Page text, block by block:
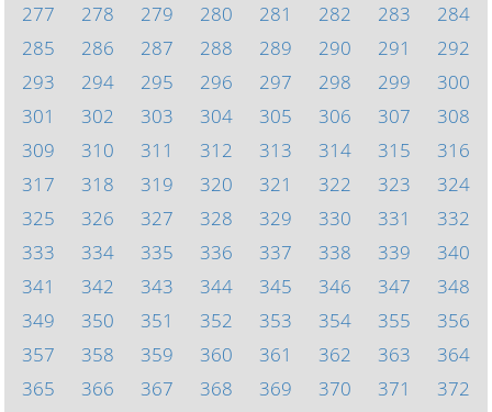
277
278 279 280 281 282 283
284
285
286 287 288 289 290 291
292
293
294 295 296 297 298 299
300
301
302 303 304 305 306 307
308
309
310 311 312 313 314 315
316
317
318 319 320 321 322 323
324
325
326 327 328 329 330 331
332
333
334 335 336 337 338 339
340
341
342 343 344 345 346 347
348
349
350 351 352 353 354 355
356
357
358 359 360 361 362 363
364
365
366 367 368 369 370 371
372